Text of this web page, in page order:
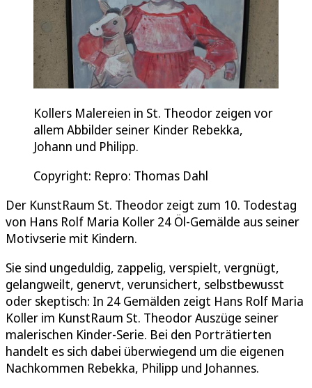
Kollers Malereien in St. Theodor zeigen vor
allem Abbilder seiner Kinder Rebekka,
Johann und Philipp.
Copyright: Repro: Thomas Dahl
Der KunstRaum St. Theodor zeigt zum 10. Todestag
von Hans Rolf Maria Koller 24 Öl-Gemälde aus seiner
Motivserie mit Kindern.
Sie sind ungeduldig, zappelig, verspielt, vergnügt,
gelangweilt, genervt, verunsichert, selbstbewusst
oder skeptisch: In 24 Gemälden zeigt Hans Rolf Maria
Koller im KunstRaum St. Theodor Auszüge seiner
malerischen Kinder-Serie. Bei den Porträtierten
handelt es sich dabei überwiegend um die eigenen
Nachkommen Rebekka, Philipp und Johannes.